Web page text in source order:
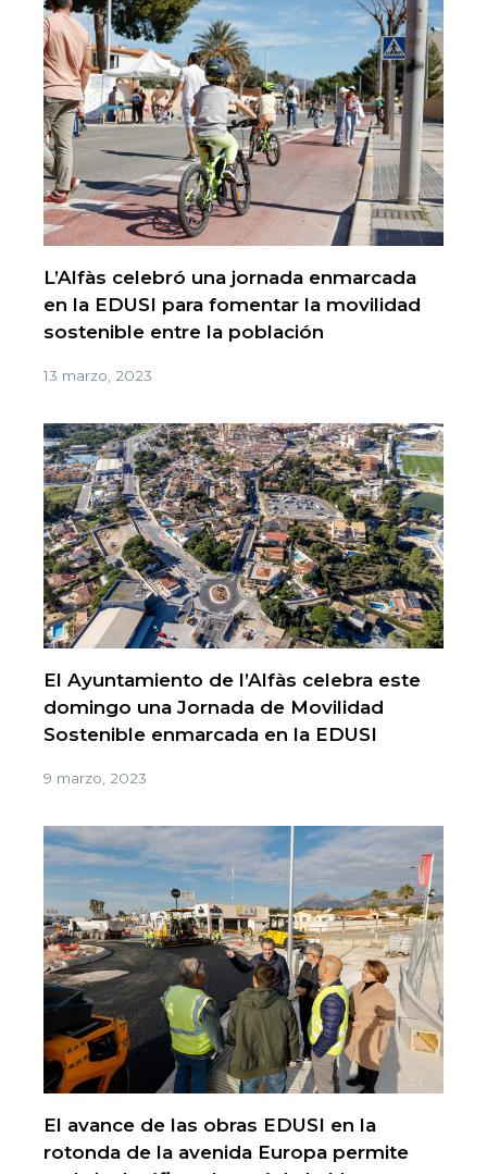
L’Alfàs celebró una jornada enmarcada
en la EDUSI para fomentar la movilidad
sostenible entre la población
13 marzo, 2023
El Ayuntamiento de l’Alfàs celebra este
domingo una Jornada de Movilidad
Sostenible enmarcada en la EDUSI
9 marzo, 2023
El avance de las obras EDUSI en la
rotonda de la avenida Europa permite